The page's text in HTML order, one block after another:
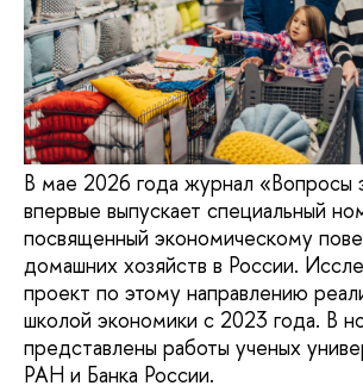
В мае 2026 года журнал «Вопросы
впервые выпускает специальный
посвященный экономическому
домашних хозяйств в России.
проект по этому направлению
школой экономики с 2023 года. В
представлены работы ученых
РАН и Банка России.